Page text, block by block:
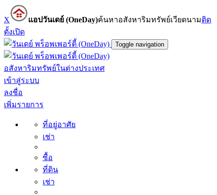
X แอปวันเดย์ (OneDay)ค้นหาอสังหาริมทรัพย์เวียดนามติด
ตั้งเปิด
Toggle navigation
อสังหาริมทรัพย์ในต่างประเทศ
เข้าสู่ระบบ
ลงชื่อ
เพิ่มรายการ
ที่อยู่อาศัย
เช่า
ซื้อ
ที่ดิน
เช่า